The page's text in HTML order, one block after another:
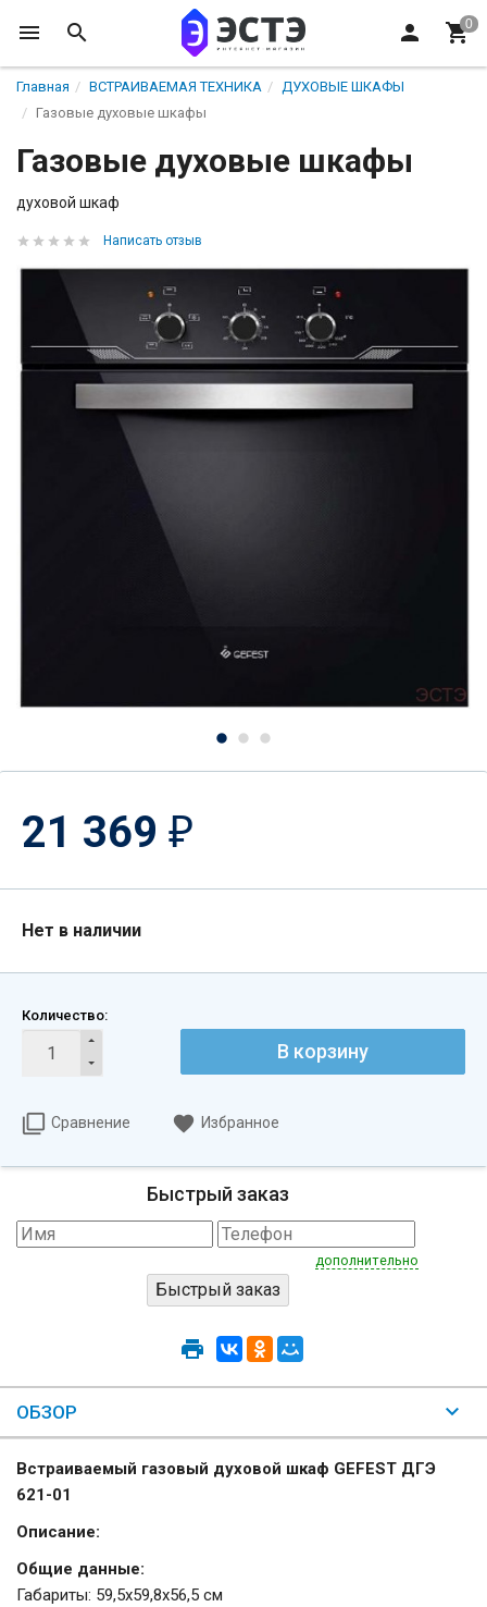
Главная ВСТРАИВАЕМАЯ ТЕХНИКА
ДУХОВЫЕ ШКАФЫ
Газовые духовые шкафы
Газовые духовые шкафы
духовой шкаф
Написать отзыв
21 369 ₽
Нет в наличии
Количество:
В корзину
Сравнение Избранное
Быстрый заказ
дополнительно
ОБЗОР
Встраиваемый газовый духовой шкаф GEFEST ДГЭ
621-01
Описание:
Общие данные:
Габариты: 59,5х59,8х56,5 см